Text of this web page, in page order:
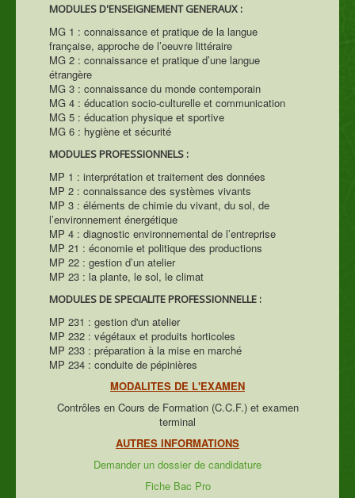
MODULES D'ENSEIGNEMENT GENERAUX :
MG 1 : connaissance et pratique de la langue
française, approche de l’oeuvre littéraire
MG 2 : connaissance et pratique d’une langue
étrangère
MG 3 : connaissance du monde contemporain
MG 4 : éducation socio-culturelle et communication
MG 5 : éducation physique et sportive
MG 6 : hygiène et sécurité
MODULES PROFESSIONNELS :
MP 1 : interprétation et traitement des données
MP 2 : connaissance des systèmes vivants
MP 3 : éléments de chimie du vivant, du sol, de
l’environnement énergétique
MP 4 : diagnostic environnemental de l’entreprise
MP 21 : économie et politique des productions
MP 22 : gestion d’un atelier
MP 23 : la plante, le sol, le climat
MODULES DE SPECIALITE PROFESSIONNELLE :
MP 231 : gestion d'un atelier
MP 232 : végétaux et produits horticoles
MP 233 : préparation à la mise en marché
MP 234 : conduite de pépinières
MODALITES DE L'EXAMEN
Contrôles en Cours de Formation (C.C.F.) et examen
terminal
AUTRES INFORMATIONS
Demander un dossier de candidature
Fiche Bac Pro